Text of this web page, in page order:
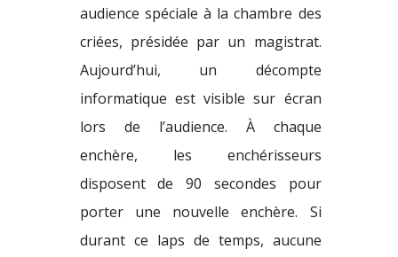
audience spéciale à la chambre des
criées, présidée par un magistrat.
Aujourd’hui, un décompte
informatique est visible sur écran
lors de l’audience. À chaque
enchère, les enchérisseurs
disposent de 90 secondes pour
porter une nouvelle enchère. Si
durant ce laps de temps, aucune